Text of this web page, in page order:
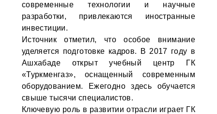
современные технологии и научные
разработки, привлекаются иностранные
инвестиции.
Источник отметил, что особое внимание
уделяется подготовке кадров. В 2017 году в
Ашхабаде открыт учебный центр ГК
«Туркменгаз», оснащенный современным
оборудованием. Ежегодно здесь обучается
свыше тысячи специалистов.
Ключевую роль в развитии отрасли играет ГК